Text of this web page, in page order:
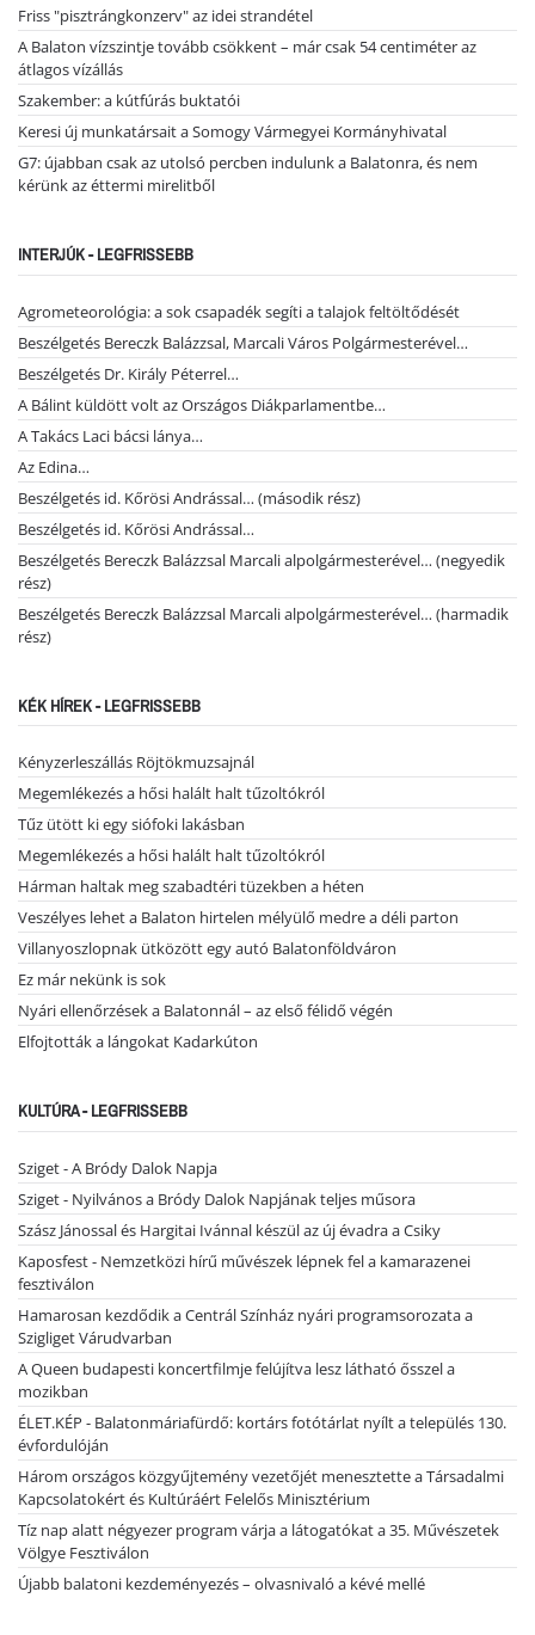
Friss "pisztrángkonzerv" az idei strandétel
A Balaton vízszintje tovább csökkent – már csak 54 centiméter az
átlagos vízállás
Szakember: a kútfúrás buktatói
Keresi új munkatársait a Somogy Vármegyei Kormányhivatal
G7: újabban csak az utolsó percben indulunk a Balatonra, és nem
kérünk az éttermi mirelitből
INTERJÚK - LEGFRISSEBB
Agrometeorológia: a sok csapadék segíti a talajok feltöltődését
Beszélgetés Bereczk Balázzsal, Marcali Város Polgármesterével…
Beszélgetés Dr. Király Péterrel…
A Bálint küldött volt az Országos Diákparlamentbe…
A Takács Laci bácsi lánya…
Az Edina…
Beszélgetés id. Kőrösi Andrással… (második rész)
Beszélgetés id. Kőrösi Andrással…
Beszélgetés Bereczk Balázzsal Marcali alpolgármesterével… (negyedik
rész)
Beszélgetés Bereczk Balázzsal Marcali alpolgármesterével… (harmadik
rész)
KÉK HÍREK - LEGFRISSEBB
Kényzerleszállás Röjtökmuzsajnál
Megemlékezés a hősi halált halt tűzoltókról
Tűz ütött ki egy siófoki lakásban
Megemlékezés a hősi halált halt tűzoltókról
Hárman haltak meg szabadtéri tüzekben a héten
Veszélyes lehet a Balaton hirtelen mélyülő medre a déli parton
Villanyoszlopnak ütközött egy autó Balatonföldváron
Ez már nekünk is sok
Nyári ellenőrzések a Balatonnál – az első félidő végén
Elfojtották a lángokat Kadarkúton
KULTÚRA - LEGFRISSEBB
Sziget - A Bródy Dalok Napja
Sziget - Nyilvános a Bródy Dalok Napjának teljes műsora
Szász Jánossal és Hargitai Ivánnal készül az új évadra a Csiky
Kaposfest - Nemzetközi hírű művészek lépnek fel a kamarazenei
fesztiválon
Hamarosan kezdődik a Centrál Színház nyári programsorozata a
Szigliget Várudvarban
A Queen budapesti koncertfilmje felújítva lesz látható ősszel a
mozikban
ÉLET.KÉP - Balatonmáriafürdő: kortárs fotótárlat nyílt a település 130.
évfordulóján
Három országos közgyűjtemény vezetőjét menesztette a Társadalmi
Kapcsolatokért és Kultúráért Felelős Minisztérium
Tíz nap alatt négyezer program várja a látogatókat a 35. Művészetek
Völgye Fesztiválon
Újabb balatoni kezdeményezés – olvasnivaló a kévé mellé